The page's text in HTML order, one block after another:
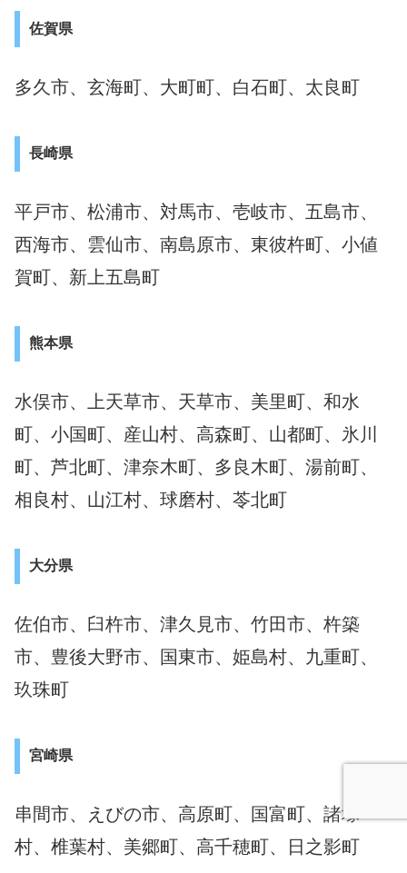
佐賀県
多久市、玄海町、大町町、白石町、太良町
長崎県
平戸市、松浦市、対馬市、壱岐市、五島市、
西海市、雲仙市、南島原市、東彼杵町、小値
賀町、新上五島町
熊本県
水俣市、上天草市、天草市、美里町、和水
町、小国町、産山村、高森町、山都町、氷川
町、芦北町、津奈木町、多良木町、湯前町、
相良村、山江村、球磨村、苓北町
大分県
佐伯市、臼杵市、津久見市、竹田市、杵築
市、豊後大野市、国東市、姫島村、九重町、
玖珠町
宮崎県
串間市、えびの市、高原町、国富町、諸塚
村、椎葉村、美郷町、高千穂町、日之影町